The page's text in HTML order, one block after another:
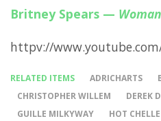
Britney Spears —
httpv://
RELATED ITEMS ADRICHARTS
CHRISTOPHER WILLEM
DEREK
GUILLE MILKYWAY
HOT